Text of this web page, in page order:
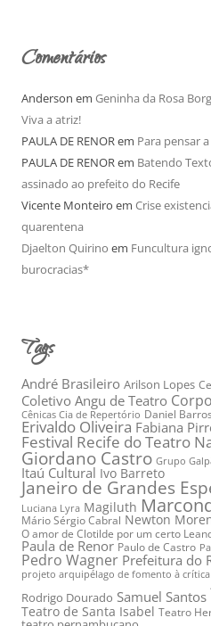
Comentários
Anderson em Geninha da Rosa
Viva a atriz!
PAULA DE RENORem Para pensar
PAULA DE RENORem Batendo
assinado ao prefeito do Recife
Vicente Monteiro em Crise
quarentena
Djaelton Quirino em Funcultura
burocracias*
Tags
André Brasileiro Arilson Lopes
Coletivo Angu de Teatro
Cênicas Cia de Repertório Daniel Barros
Erivaldo Oliveira Fabiana
Festival Recife do Teatro
Giordano Castro Grupo
Itaú Cultural Ivo Barreto
Janeiro de Grandes
Luciana Lyra Magiluth
Mário Sérgio Cabral Newton
O amor de Clotilde por um certo
Paula de Renor Paulo de Castro
Pedro Wagner Prefeitura do
projeto arquipélago de fomento à crítica
Rodrigo Dourado Samuel Santos
Teatro de Santa Isabel Teatro